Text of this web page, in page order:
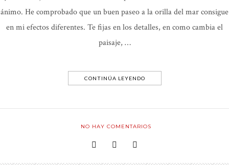
ánimo. He comprobado que un buen paseo a la orilla del mar consigue
en mi efectos diferentes. Te fijas en los detalles, en como cambia el
paisaje, …
CONTINÚA LEYENDO
NO HAY COMENTARIOS